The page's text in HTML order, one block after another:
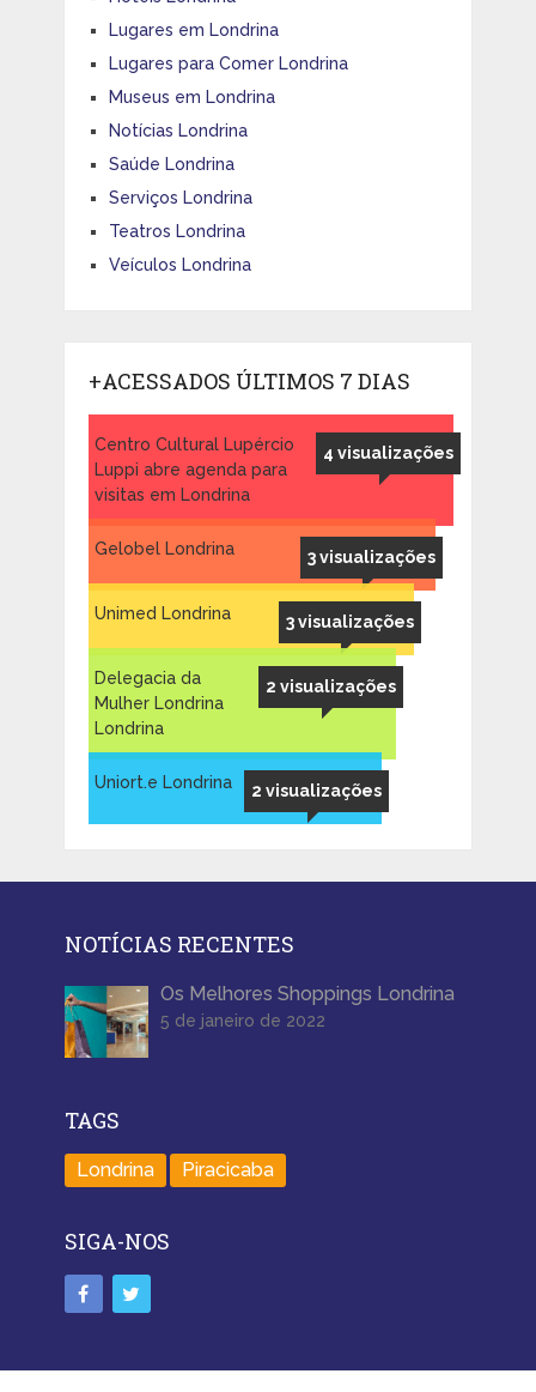
Lugares em Londrina
Lugares para Comer Londrina
Museus em Londrina
Notícias Londrina
Saúde Londrina
Serviços Londrina
Teatros Londrina
Veículos Londrina
+ACESSADOS ÚLTIMOS 7 DIAS
4 visualizações
Centro Cultural Lupércio
Luppi abre agenda para
visitas em Londrina
3 visualizações
Gelobel Londrina
3 visualizações
Unimed Londrina
2 visualizações
Delegacia da
Mulher Londrina
Londrina
2 visualizações
Uniort.e Londrina
NOTÍCIAS RECENTES
Os Melhores Shoppings Londrina
5 de janeiro de 2022
TAGS
Londrina Piracicaba
SIGA-NOS